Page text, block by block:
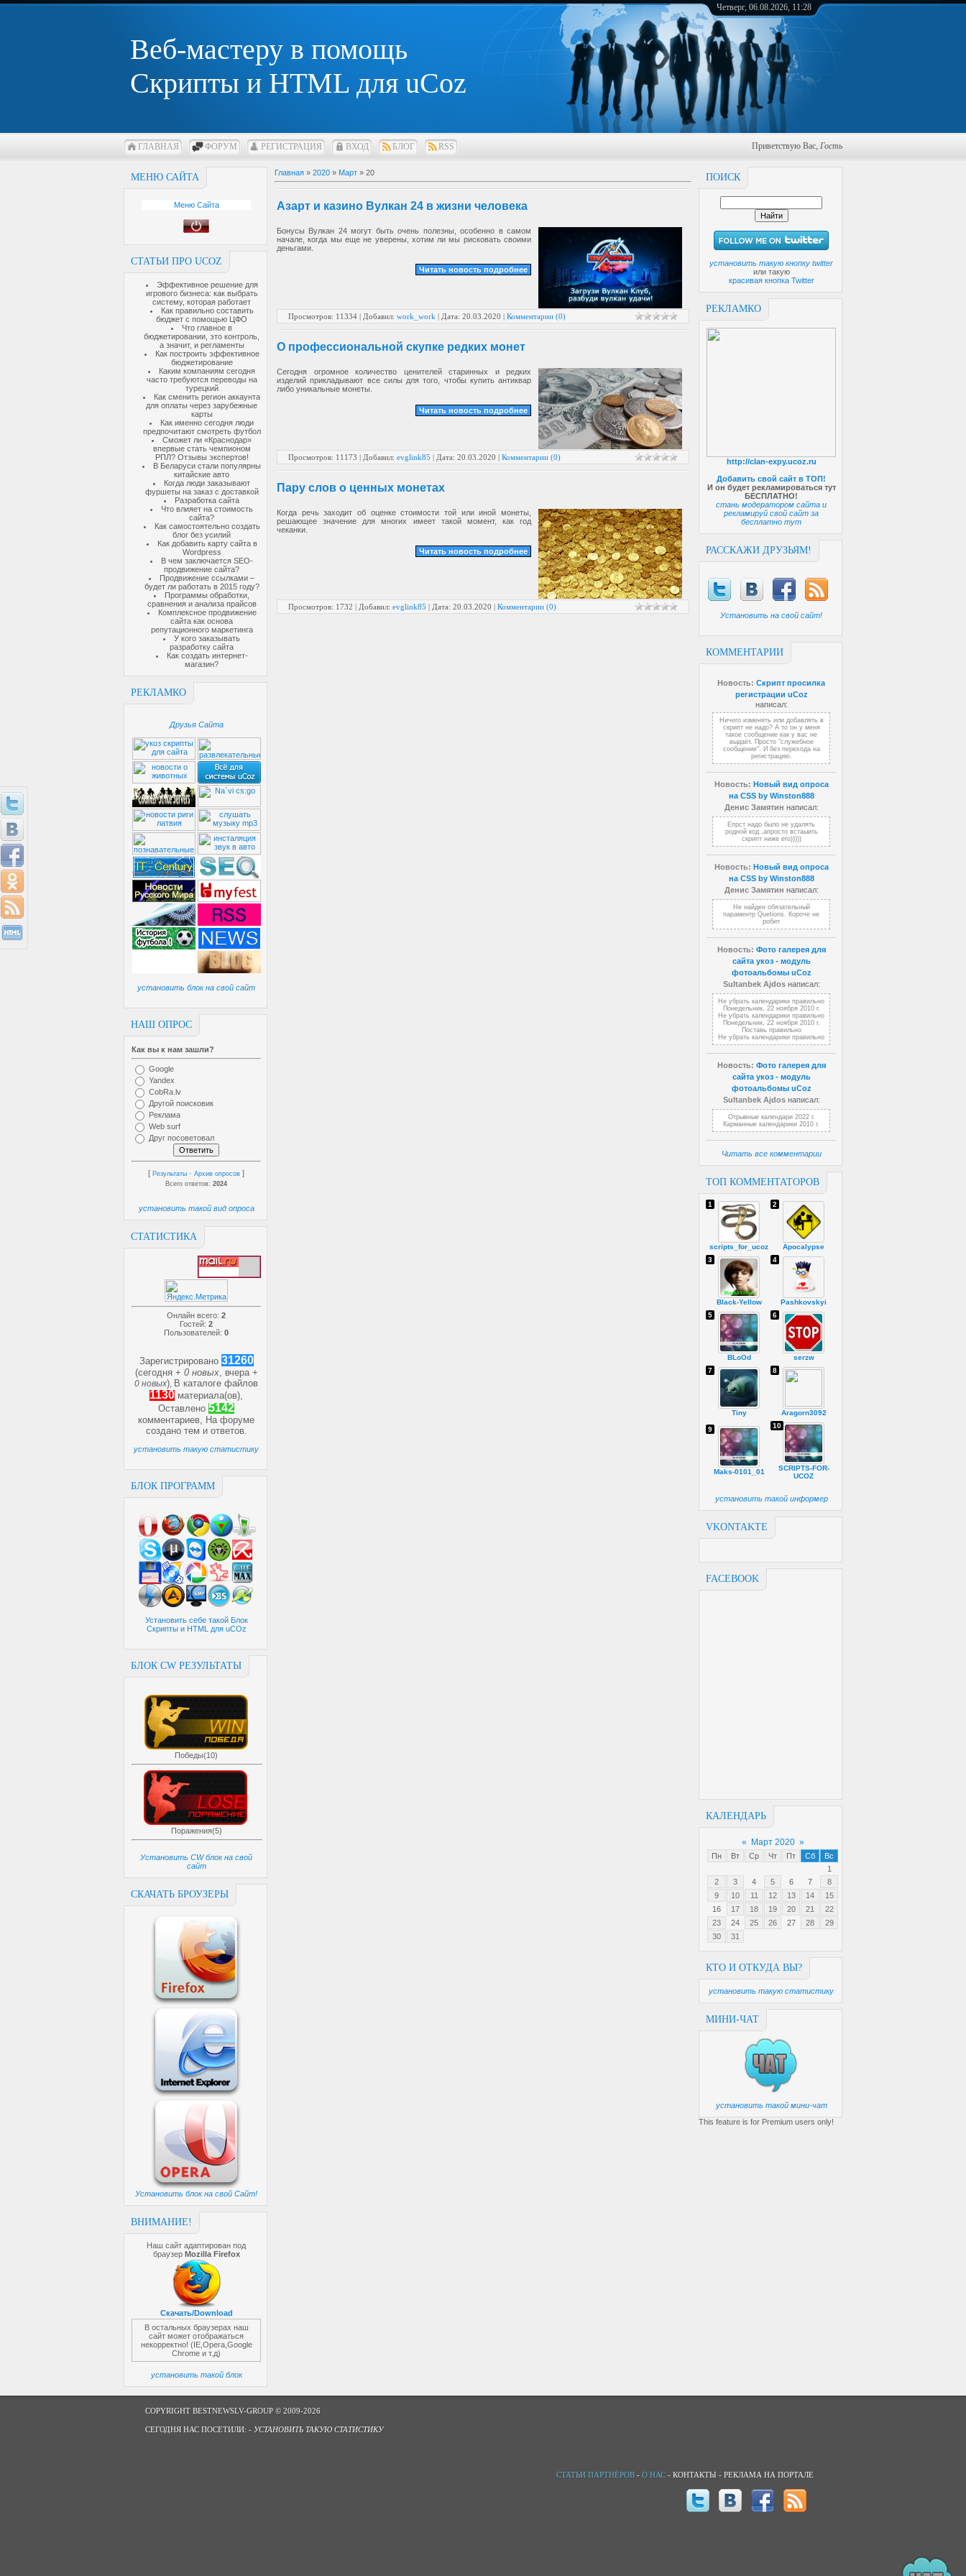
Веб-мастеру в помощь
Скрипты и HTML для uCoz
Четверг, 06.08.2026, 11:28
ГЛАВНАЯ ФОРУМ РЕГИСТРАЦИЯ ВХОД БЛОГ RSS Приветствую Вас, Гость
МЕНЮ САЙТА
Меню Сайта
СТАТЬИ ПРО UCOZ
Эффективное решение для
игрового бизнеса: как выбрать
систему, которая работает
Как правильно составить
бюджет с помощью ЦФО
Что главное в
бюджетировании, это контроль,
а значит, и регламенты
Как построить эффективное
бюджетирование
Каким компаниям сегодня
часто требуются переводы на
турецкий
Как сменить регион аккаунта
для оплаты через зарубежные
карты
Как именно сегодня люди
предпочитают смотреть футбол
Сможет ли «Краснодар»
впервые стать чемпионом
РПЛ? Отзывы экспертов!
В Беларуси стали популярны
китайские авто
Когда люди заказывают
фуршеты на заказ с доставкой
Разработка сайта
Что влияет на стоимость
сайта?
Как самостоятельно создать
блог без усилий
Как добавить карту сайта в
Wordpress
В чем заключается SEO-
продвижение сайта?
Продвижение ссылками –
будет ли работать в 2015 году?
Программы обработки,
сравнения и анализа прайсов
Комплексное продвижение
сайта как основа
репутационного маркетинга
У кого заказывать
разработку сайта
Как создать интернет-
магазин?
РЕКЛАМКО
Друзья Сайта
установить блок на свой сайт
НАШ ОПРОС
Как вы к нам зашли?
Google
Yandex
CobRa.lv
Другой поисковик
Реклама
Web surf
Друг посоветовал
[ Результаты · Архив опросов ]
Всего ответов: 2024
установить такой вид опроса
СТАТИСТИКА
Онлайн всего: 2
Гостей: 2
Пользователей: 0
Зарегистрировано 31260
(сегодня + 0 новых, вчера +
0 новых) В каталоге файлов
1130 материала(ов),
Оставлено 5142
комментариев, На форуме
создано тем и ответов.
установить такую статистику
БЛОК ПРОГРАММ
Установить себе такой Блок
Скрипты и HTML для uCOz
БЛОК CW РЕЗУЛЬТАТЫ
Победы(10)
Поражения(5)
Установить CW блок на свой
сайт
СКАЧАТЬ БРОУЗЕРЫ
Установить блок на свой Сайт!
ВНИМАНИЕ!
Наш сайт адаптирован под
браузер Mozilla Firefox
Скачать/Download
В остальных браузерах наш
сайт может отображаться
некорректно! (IE,Opera,Google
Chrome и т.д)
установить такой блок
ПОИСК
установить такую кнопку twitter
или такую
красивая кнопка Twitter
РЕКЛАМКО
http://clan-expy.ucoz.ru
Добавить свой сайт в ТОП!
И он будет рекламироваться тут
БЕСПЛАТНО!
стань модератором сайта и
рекламируй свой сайт за
бесплатно тут
РАССКАЖИ ДРУЗЬЯМ!
Установить на свой сайт!
КОММЕНТАРИИ
Новость: Скрипт просилка
регистрации uCoz
написал:
Ничего изменять или добавлять в
скрипт не надо? А то он у меня
такое сообщение как у вас не
выдаёт. Просто "служебное
сообщение". И без перехода на
регистрацию.
Новость: Новый вид опроса
на CSS by Winston888
Денис Замятин написал:
Епрст надо было не удалять
родной код ,апросто встаыить
скрипт ниже его)))))
Новость: Новый вид опроса
на CSS by Winston888
Денис Замятин написал:
Не найден обязательный
параментр Quetions. Короче не
робит
Новость: Фото галерея для
сайта укоз - модуль
фотоальбомы uCoz
Sultanbek Ajdosнаписал:
Не убрать календарики правильно
Понедельник, 22 ноября 2010 г.
Не убрать календарики правильно
Понедельник, 22 ноября 2010 г.
Поставь правильно
Не убрать календарики правильно
Новость: Фото галерея для
сайта укоз - модуль
фотоальбомы uCoz
Sultanbek Ajdosнаписал:
Отрывные календари 2022 г.
Карманные календарики 2010 г.
Читать все комментарии
ТОП КОММЕНТАТОРОВ
scripts_for_ucoz
1
Apocalypse
2
Black-Yellow
3
Pashkovskyi
4
BLoOd
5
serzw
6
Tiny
7
Aragorn3092
8
Maks-0101_01
9
SCRIPTS-FOR-
UCOZ
10
установить такой информер
VKONTAKTE
FACEBOOK
КАЛЕНДАРЬ
« Март 2020 »
Пн Вт Ср Чт Пт Сб
Вс
1
2
3 4 5 6 7
8
9
10 11 12 13 14
15
16
17 18 19 20 21
22
23
24 25 26 27 28
29
30
31
КТО И ОТКУДА ВЫ?
установить такую статистику
МИНИ-ЧАТ
установить такой мини-чат
This feature is for Premium users only!
Главная » 2020 » Март » 20
Азарт и казино Вулкан 24 в жизни человека
Бонусы Вулкан 24 могут быть очень полезны, особенно в самом
начале, когда мы еще не уверены, хотим ли мы рисковать своими
деньгами.
Читать новость подробнее
Просмотров: 11334 | Добавил: work_work | Дата: 20.03.2020 | Комментарии (0)
О профессиональной скупке редких монет
Сегодня огромное количество ценителей старинных и редких
изделий прикладывают все силы для того, чтобы купить антиквар
либо уникальные монеты.
Читать новость подробнее
Просмотров: 11173 | Добавил: evglink85 | Дата: 20.03.2020 | Комментарии (0)
Пару слов о ценных монетах
Когда речь заходит об оценке стоимости той или иной монеты,
решающее значение для многих имеет такой момент, как год
чеканки.
Читать новость подробнее
Просмотров: 1732 | Добавил: evglink85 | Дата: 20.03.2020 | Комментарии (0)
COPYRIGHT BESTNEWSLV-GROUP © 2009-2026
СЕГОДНЯ НАС ПОСЕТИЛИ: - УСТАНОВИТЬ ТАКУЮ СТАТИСТИКУ
СТАТЬИ ПАРТНЁРОВ - О НАС - КОНТАКТЫ - РЕКЛАМА НА ПОРТАЛЕ